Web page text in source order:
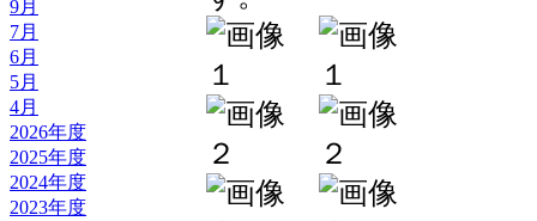
9月
7月
6月
5月
4月
2026年度
2025年度
2024年度
2023年度